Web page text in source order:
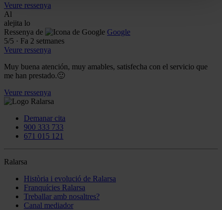
Veure ressenya
Al
alejita lo
Ressenya de
Google
5/5 · Fa 2 setmanes
Veure ressenya
Muy buena atención, muy amables, satisfecha con el servicio que
me han prestado.🙂
Veure ressenya
Demanar cita
900 333 733
671 015 121
Ralarsa
Història i evolució de Ralarsa
Franquícies Ralarsa
Treballar amb nosaltres?
Canal mediador